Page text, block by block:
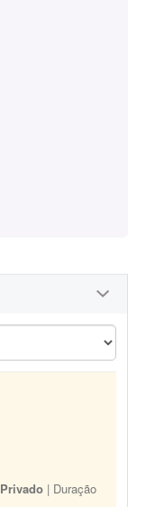
Privado | Duração